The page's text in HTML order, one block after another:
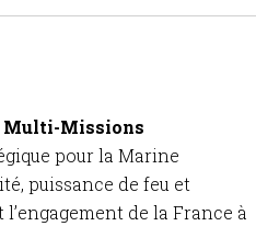
Multi-Missions
pour la Marine
puissance de feu et
de la France à